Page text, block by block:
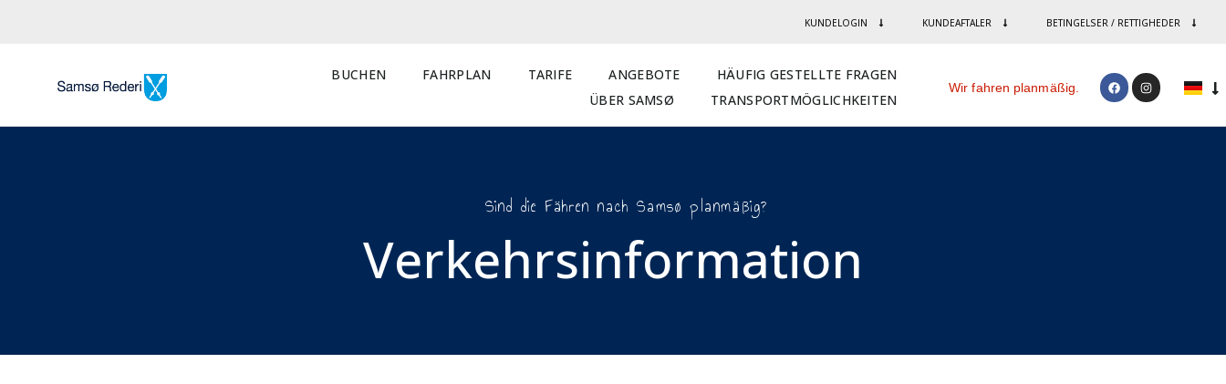
KUNDELOGIN KUNDEAFTALER BETINGELSER / RETTIGHEDER
BUCHEN FAHRPLAN TARIFE ANGEBOTE
HÄUFIG GESTELLTE FRAGEN
ÜBER SAMSØ
TRANSPORTMÖGLICHKEITEN
Wir fahren planmäßig.
Sind die Fähren nach Samsø planmäßig?
Verkehrsinformation​